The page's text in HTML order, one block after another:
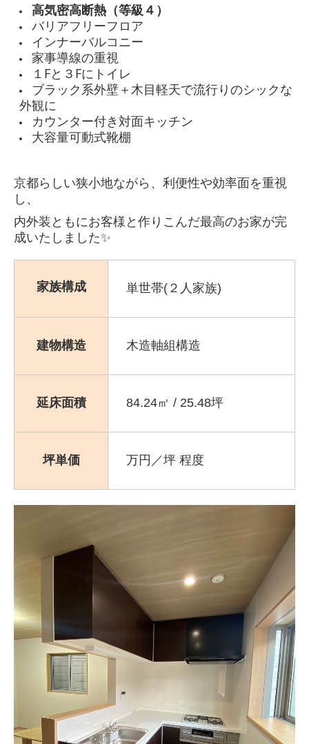
高気密高断熱（等級４）
バリアフリーフロア
インナーバルコニー
家事導線の重視
１Fと３Fにトイレ
ブラック系外壁＋木目軽天で流行りのシックな
外観に
カウンター付き対面キッチン
大容量可動式靴棚
京都らしい狭小地ながら、利便性や効率面を重視
し、
内外装ともにお客様と作りこんだ最高のお家が完
成いたしました✨
家族構成 単世帯(２人家族)
建物構造 木造軸組構造
延床面積 84.24㎡ / 25.48坪
坪単価 万円／坪 程度